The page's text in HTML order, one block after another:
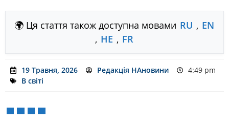
🌍 Ця стаття також доступна мовами RU , EN
, HE , FR
19 Травня, 2026 Редакція НАновини
4:49 pm
В світі